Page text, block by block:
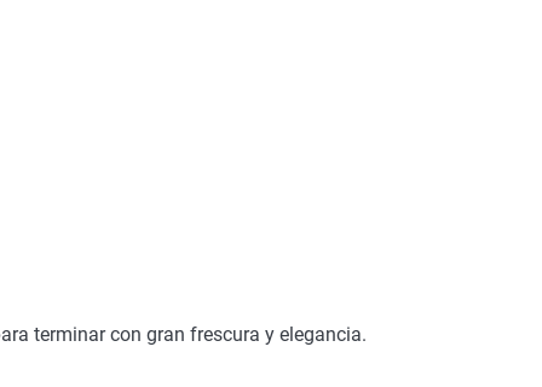
terminar con gran frescura y elegancia.